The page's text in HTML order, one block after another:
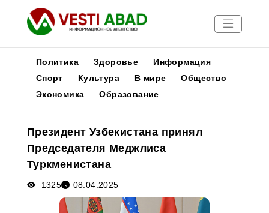
Новости
Медиа
Афиша
Политика Здоровье
Информация
Спорт
Культура В мире
Общество
Экономика
Образование
Президент Узбекистана принял
Председателя Меджлиса
Туркменистана
1325 08.04.2025